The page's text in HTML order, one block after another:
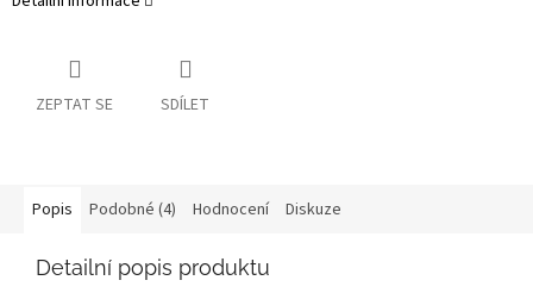
ZEPTAT SE SDÍLET
Popis Podobné (4) Hodnocení Diskuze
Detailní popis produktu